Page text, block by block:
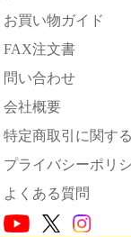
お買い物ガイド
FAX注文書
問い合わせ
会社概要
特定商取引に関す
プライバシーポリ
よくある質問